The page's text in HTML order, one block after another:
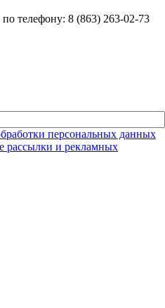
телефону: 8 (863) 263-02-73
персональных данных
рассылки и рекламных